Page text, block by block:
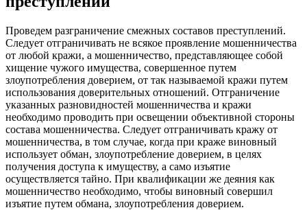
Проведем разграничение смежных составов преступлений.
Следует отграничивать не всякое проявление мошенничества
от любой кражи, а мошенничество, представляющее собой
хищение чужого имущества, совершенное путем
злоупотребления доверием, от так называемой кражи путем
использования доверительных отношений. Отграничение
указанных разновидностей мошенничества и кражи
необходимо проводить при освещении объективной стороны
состава мошенничества. Следует отграничивать кражу от
мошенничества, в том случае, когда при краже виновный
использует обман, злоупотребление доверием, в целях
получения доступа к имуществу, а само изъятие
осуществляется тайно. При квалификации же деяния как
мошенничество необходимо, чтобы виновный совершил
изъятие путем обмана, злоупотребления доверием.